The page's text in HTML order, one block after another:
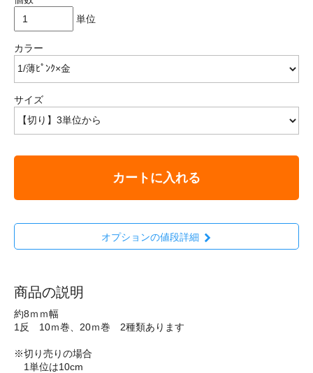
単位
カラー
サイズ
カートに入れる
オプションの値段詳細
商品の説明
約8ｍｍ幅
1反 10ｍ巻、20ｍ巻 2種類あります
※切り売りの場合
1単位は10cm